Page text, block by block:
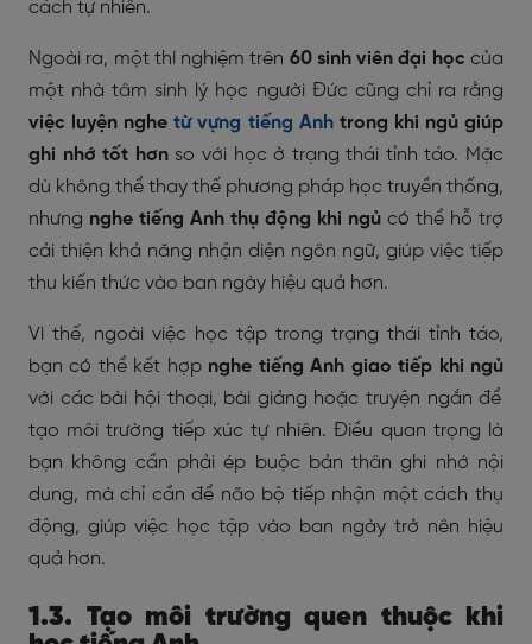
cách tự nhiên.
Ngoài ra, một thí nghiệm trên 60 sinh viên đại học của
một nhà tâm sinh lý học người Đức cũng chỉ ra rằng
việc luyện nghetừ vựng tiếng Anhtrong khi ngủ giúp
ghi nhớ tốt hơnso với học ở trạng thái tỉnh táo. Mặc
dù không thể thay thế phương pháp học truyền thống,
nhưng nghe tiếng Anh thụ động khi ngủ có thể hỗ trợ
cải thiện khả năng nhận diện ngôn ngữ, giúp việc tiếp
thu kiến thức vào ban ngày hiệu quả hơn.
Vì thế, ngoài việc học tập trong trạng thái tỉnh táo,
bạn có thể kết hợp nghe tiếng Anh giao tiếp khi ngủ
với các bài hội thoại, bài giảng hoặc truyện ngắn để
tạo môi trường tiếp xúc tự nhiên. Điều quan trọng là
bạn không cần phải ép buộc bản thân ghi nhớ nội
dung, mà chỉ cần để não bộ tiếp nhận một cách thụ
động, giúp việc học tập vào ban ngày trở nên hiệu
quả hơn.
1.3. Tạo môi trường quen thuộc khi